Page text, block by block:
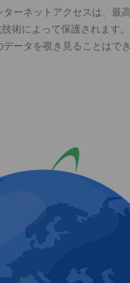
ーネットアクセスは、最
術によって保護されます。
ータを覗き見ることはでき